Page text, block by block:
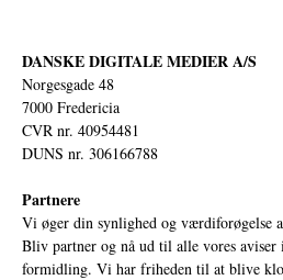
DANSKE DIGITALE MEDIER A/S
Norgesgade 48
7000 Fredericia
CVR nr. 40954481
DUNS nr. 306166788
Partnere
Vi øger din synlighed og værdiforøgelse
Bliv partner og nå ud til alle vores
formidling. Vi har friheden til at blive